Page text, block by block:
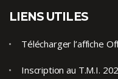
LIENS UTILES
Télécharger l’affiche
Inscription au T.M.I.